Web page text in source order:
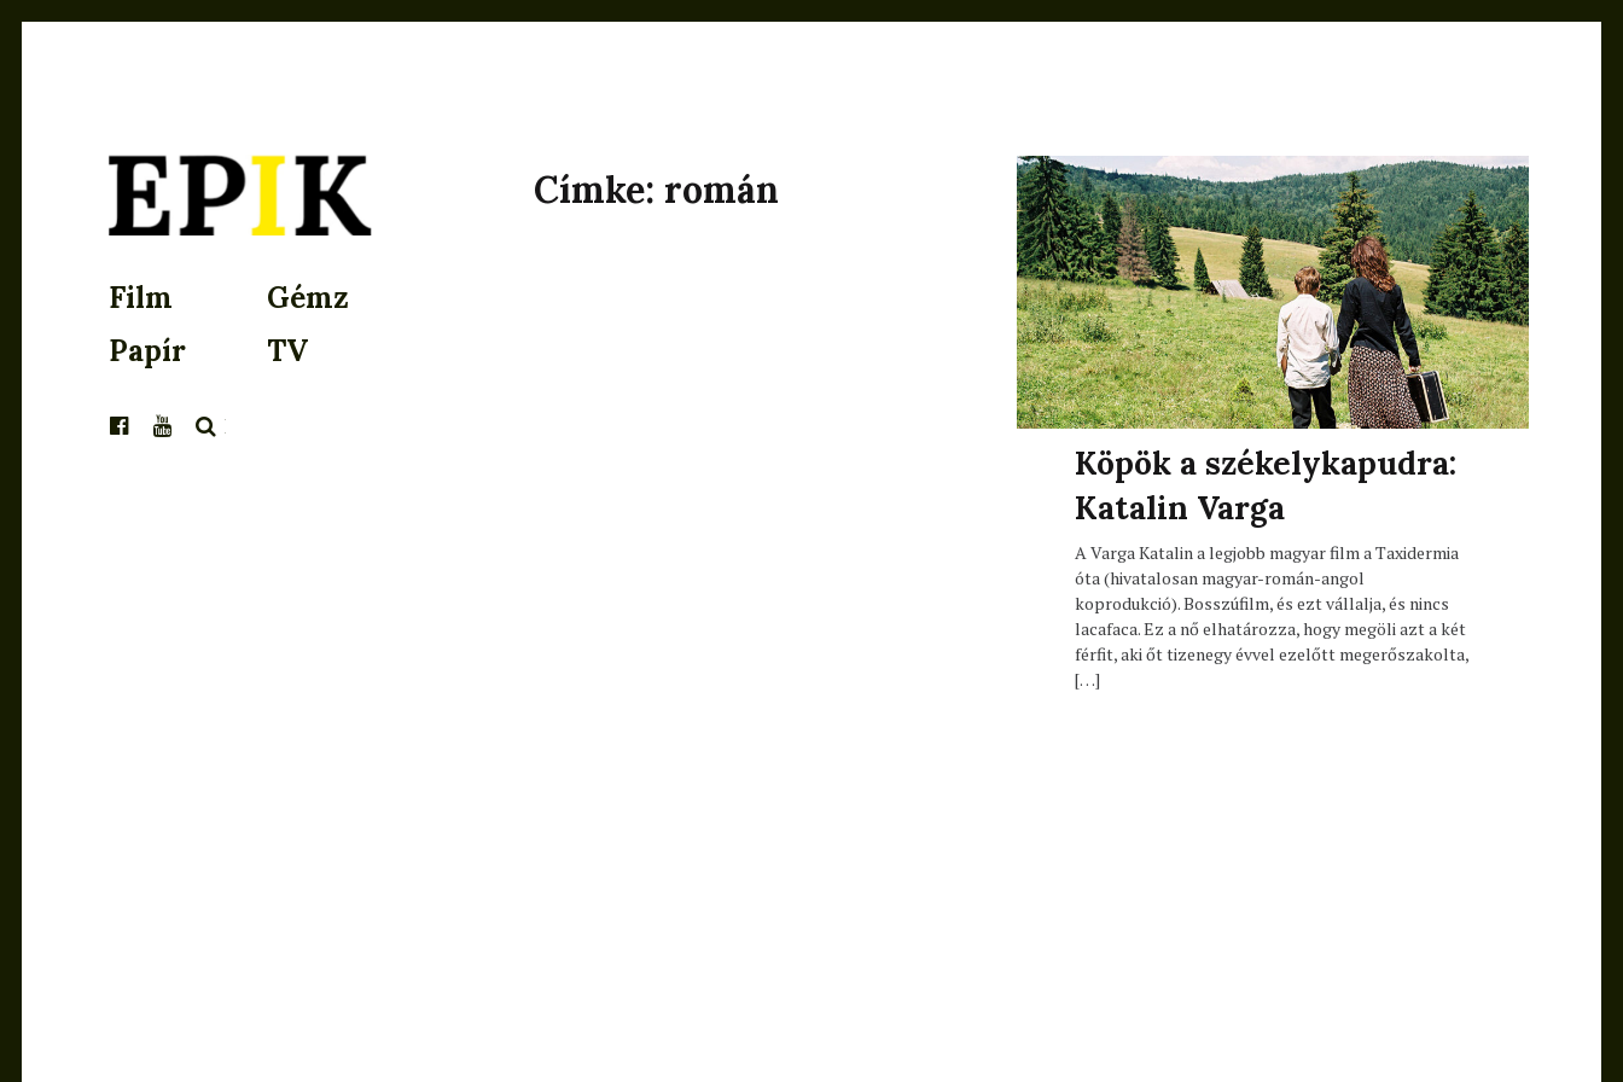
EPIK
Film
Gémz
Papír
TV
KERESÉS
Címke: román
Köpök a székelykapudra:
Katalin Varga
A Varga Katalin a legjobb magyar film a Taxidermia
óta (hivatalosan magyar-román-angol
koprodukció). Bosszúfilm, és ezt vállalja, és nincs
lacafaca. Ez a nő elhatározza, hogy megöli azt a két
férfit, aki őt tizenegy évvel ezelőtt megerőszakolta,
[…]